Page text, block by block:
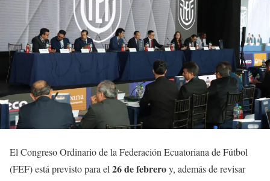
El Congreso Ordinario de la Federación Ecuatoriana de Fútbol
(FEF) está previsto para el 26 de febreroy, además de revisar